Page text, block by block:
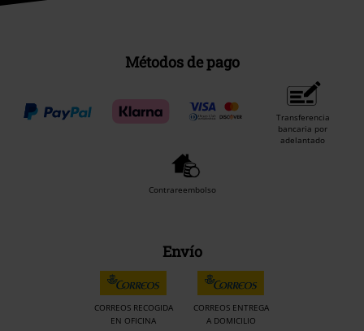
Métodos de pago
Transferencia
bancaria por
adelantado
Contrareembolso
Envío
CORREOS RECOGIDA
EN OFICINA
CORREOS ENTREGA
A DOMICILIO